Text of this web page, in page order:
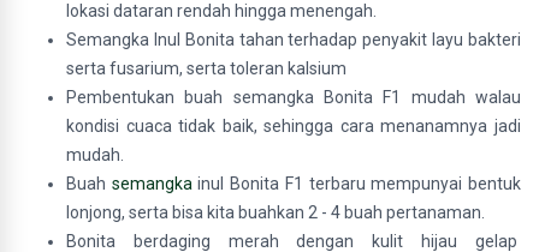
lokasi dataran rendah hingga menengah.
Semangka Inul Bonita tahan terhadap penyakit layu bakteri
serta fusarium, serta toleran kalsium
Pembentukan buah semangka Bonita F1 mudah walau
kondisi cuaca tidak baik, sehingga cara menanamnya jadi
mudah.
Buah semangka inul Bonita F1 terbaru mempunyai bentuk
lonjong, serta bisa kita buahkan 2 - 4 buah pertanaman.
Bonita berdaging merah dengan kulit hijau gelap